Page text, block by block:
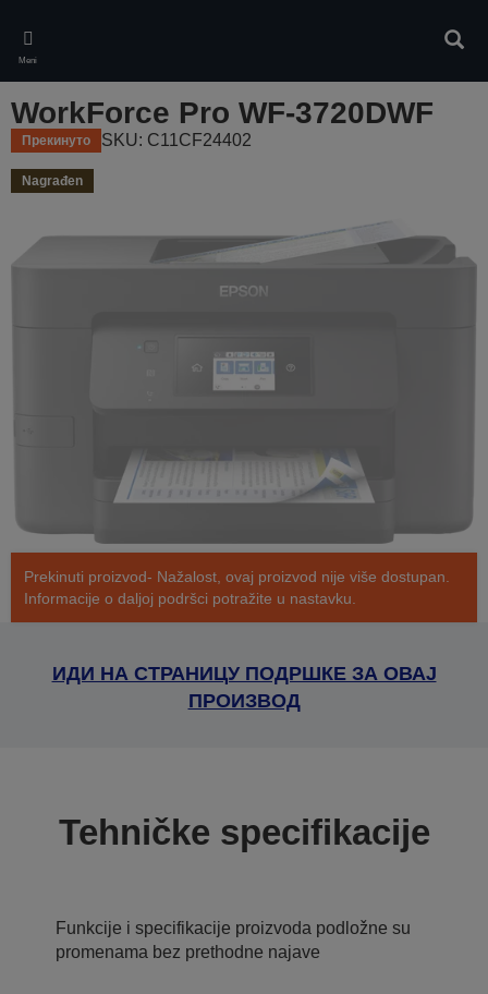
main
content
Meni
WorkForce Pro WF-3720DWF
Прекинуто SKU: C11CF24402
Nagrađen
Prekinuti proizvod- Nažalost, ovaj proizvod nije više dostupan.
Informacije o daljoj podršci potražite u nastavku.
ИДИ НА СТРАНИЦУ ПОДРШКЕ ЗА ОВАЈ
ПРОИЗВОД
Tehničke specifikacije
Funkcije i specifikacije proizvoda podložne su
promenama bez prethodne najave